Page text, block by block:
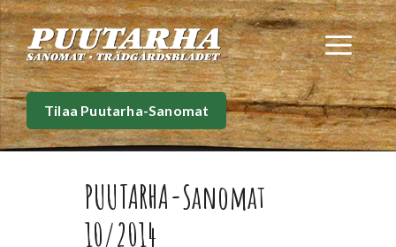
Siirry
sisältöön
Tilaa Puutarha-Sanomat
PUUTARHA-Sanomat
10/2014